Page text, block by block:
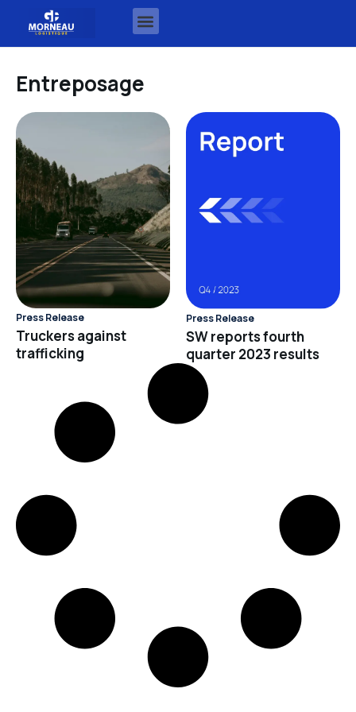
Entreposage
Press Release
Truckers against
trafficking
Press Release
SW reports fourth
quarter 2023 results